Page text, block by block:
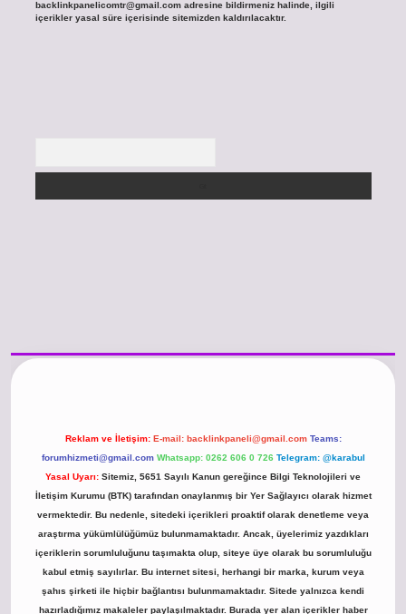
backlinkpanelicomtr@gmail.comadresine bildirmeniz halinde, ilgili
içerikler yasal süre içerisinde sitemizden kaldırılacaktır.
Reklam ve İletişim: E-mail: backlinkpaneli@gmail.com Teams:
forumhizmeti@gmail.com Whatsapp: 0262 606 0 726 Telegram: @karabul
Yasal Uyarı: Sitemiz, 5651 Sayılı Kanun gereğince Bilgi Teknolojileri ve
İletişim Kurumu (BTK) tarafından onaylanmış bir Yer Sağlayıcı olarak hizmet
vermektedir. Bu nedenle, sitedeki içerikleri proaktif olarak denetleme veya
araştırma yükümlülüğümüz bulunmamaktadır. Ancak, üyelerimiz yazdıkları
içeriklerin sorumluluğunu taşımakta olup, siteye üye olarak bu sorumluluğu
kabul etmiş sayılırlar. Bu internet sitesi, herhangi bir marka, kurum veya
şahıs şirketi ile hiçbir bağlantısı bulunmamaktadır. Sitede yalnızca kendi
hazırladığımız makaleler paylaşılmaktadır. Burada yer alan içerikler haber